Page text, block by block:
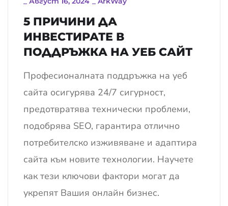
5 ПРИЧИНИ ДА
ИНВЕСТИРАТЕ В
ПОДДРЪЖКА НА УЕБ САЙТ
Професионалната поддръжка на уеб
сайта осигурява 24/7 сигурност,
предотвратява технически проблеми,
подобрява SEO, гарантира отлично
потребителско изживяване и адаптира
сайта към новите технологии. Научете
как тези ключови фактори могат да
укрепят Вашия онлайн бизнес.